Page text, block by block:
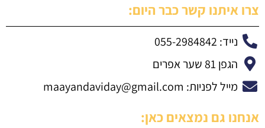
צרו איתנו קשר כבר היום:
נייד: 055-2984842
הגפן 81 שער אפרים
מייל לפניות: maayandaviday@gmail.com
אנחנו גם נמצאים כאן: